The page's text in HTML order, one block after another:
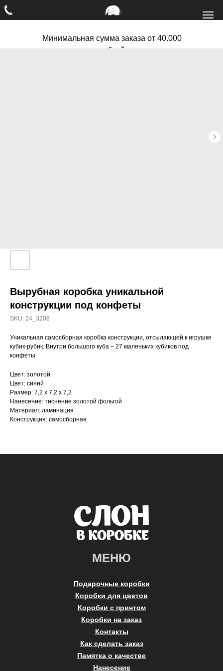
Минимальная сумма заказа от 40.000
рублей
Вырубная коробка уникальной
конструкции под конфеты
SKU: 24_3208
Уникальная самосборная коробка конструкции, отсылающей к игрушке
кубик-рубик. Внутри большого куба – 27 маленьких кубиков под
конфеты
Цвет: золотой
Цвет: синий
Размер: 7,2 х 7,2 х 7,2
Нанесение: тиснение золотой фольгой
Материал: ламинация
Конструкция: самосборная
МЕНЮ
Подарочные коробки
Коробки для цветов
Коробки с принтом
Коробки на заказ
Контакты
Как сделать заказ
Памятка о качестве
Нанесение